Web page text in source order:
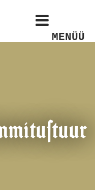
MENÜÜ